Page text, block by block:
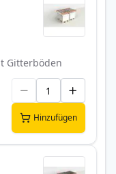
Gitterböden
Hinzufügen